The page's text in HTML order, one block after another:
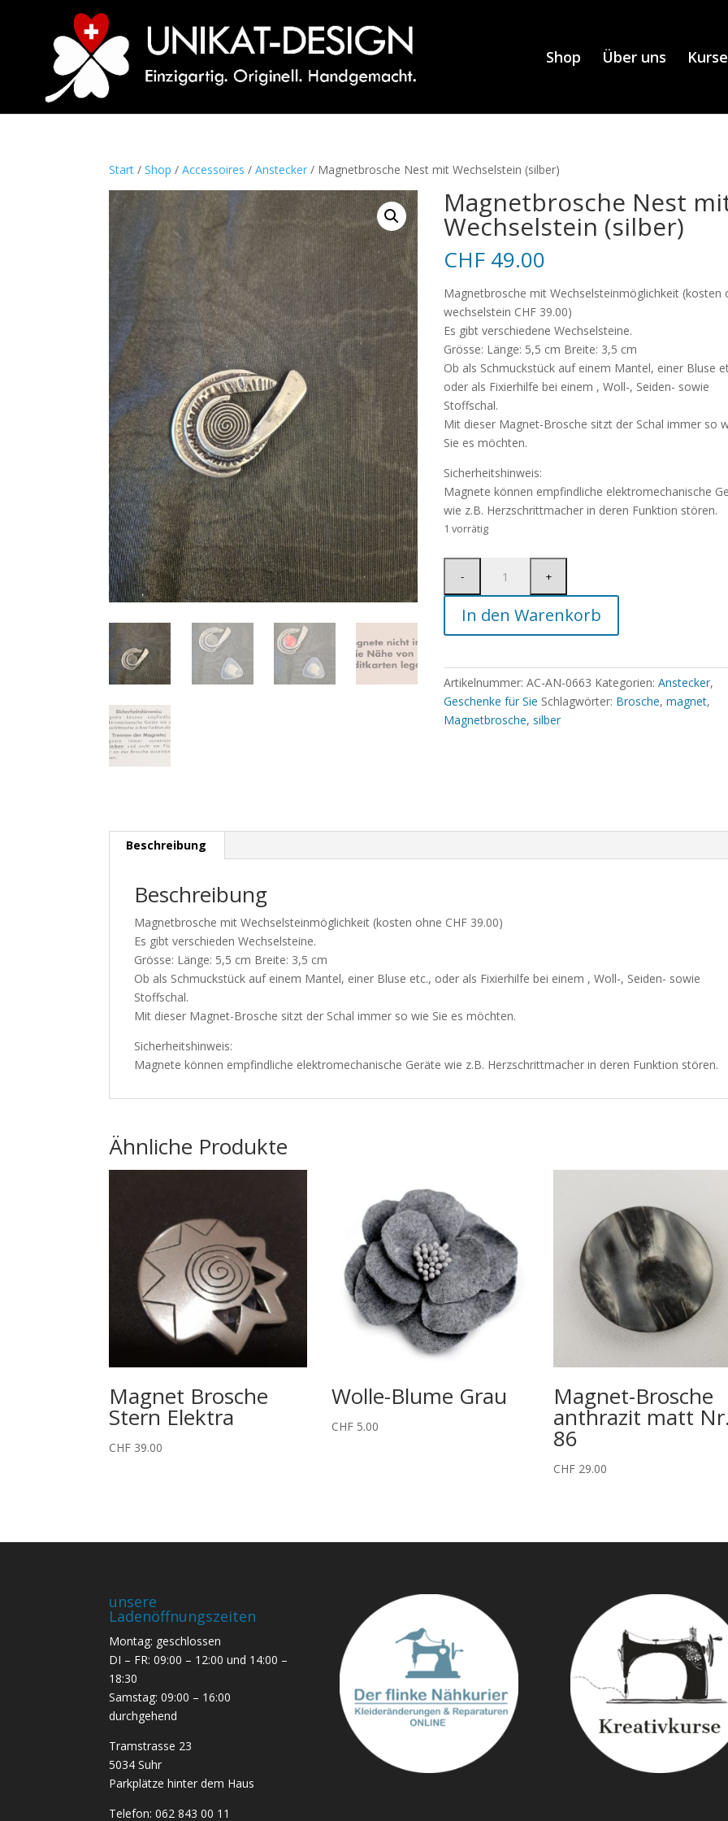
Shop Über uns Kurse
Start /Shop /Accessoires /Anstecker / Magnetbrosche Nest mit Wechselstein (silber)
Magnetbrosche Nest
Wechselstein (silber)
CHF 49.00
Magnetbrosche mit Wechselsteinmöglichkeit (kosten
wechselstein CHF 39.00)
Es gibt verschiedene Wechselsteine.
Grösse: Länge: 5,5 cm Breite: 3,5 cm
Ob als Schmuckstück auf einem Mantel, einer Bluse
oder als Fixierhilfe bei einem , Woll-, Seiden- sowie
Stoffschal.
Mit dieser Magnet-Brosche sitzt der Schal immer so
Sie es möchten.
Sicherheitshinweis:
Magnete können empfindliche elektromechanische
wie z.B. Herzschrittmacher in deren Funktion stören.
1 vorrätig
In den Warenkorb
Artikelnummer:AC-AN-0663 Kategorien:Anstecker,
Geschenke für Sie Schlagwörter: Brosche,magnet,
Magnetbrosche,silber
Beschreibung
Beschreibung
Magnetbrosche mit Wechselsteinmöglichkeit (kosten ohne CHF 39.00)
Es gibt verschieden Wechselsteine.
Grösse: Länge: 5,5 cm Breite: 3,5 cm
Ob als Schmuckstück auf einem Mantel, einer Bluse etc., oder als Fixierhilfe bei einem , Woll-, Seiden- sowie
Stoffschal.
Mit dieser Magnet-Brosche sitzt der Schal immer so wie Sie es möchten.
Sicherheitshinweis:
Magnete können empfindliche elektromechanische Geräte wie z.B. Herzschrittmacher in deren Funktion stören.
Ähnliche Produkte
Magnet Brosche
Stern Elektra
CHF 39.00
Wolle-Blume Grau
CHF5.00
Magnet-Brosche
anthrazit matt
86
CHF 29.00
unsere
Ladenöffnungszeiten
Montag: geschlossen
DI – FR: 09:00 – 12:00 und 14:00 –
18:30
Samstag: 09:00 – 16:00
durchgehend
Tramstrasse 23
5034 Suhr
Parkplätze hinter dem Haus
Telefon:062 843 00 11